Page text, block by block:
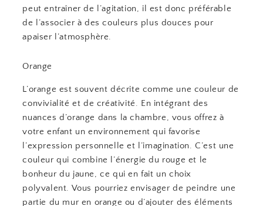
peut entraîner de l’agitation, il est donc préférable
de l’associer à des couleurs plus douces pour
apaiser l’atmosphère.
Orange
L’orange est souvent décrite comme une couleur de
convivialité et de créativité. En intégrant des
nuances d’orange dans la chambre, vous offrez à
votre enfant un environnement qui favorise
l’expression personnelle et l’imagination. C’est une
couleur qui combine l’énergie du rouge et le
bonheur du jaune, ce qui en fait un choix
polyvalent. Vous pourriez envisager de peindre une
partie du mur en orange ou d’ajouter des éléments